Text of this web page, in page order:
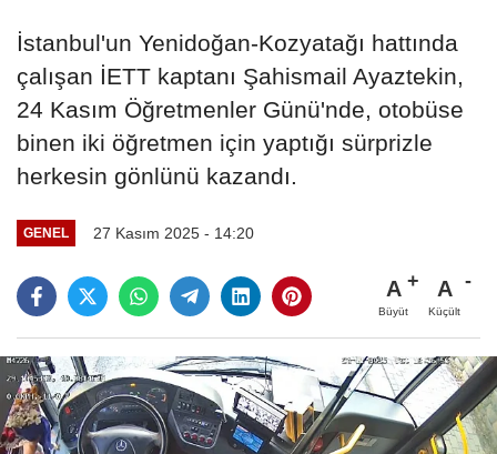
İstanbul'un Yenidoğan-Kozyatağı hattında
çalışan İETT kaptanı Şahismail Ayaztekin,
24 Kasım Öğretmenler Günü'nde, otobüse
binen iki öğretmen için yaptığı sürprizle
herkesin gönlünü kazandı.
GENEL 27 Kasım 2025 - 14:20
A
Büyüt
A
Küçült